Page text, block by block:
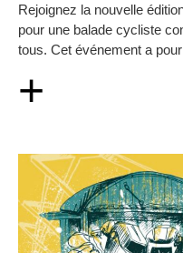
Rejoignez la nouvelle
pour une balade cycliste
tous. Cet événement a
+